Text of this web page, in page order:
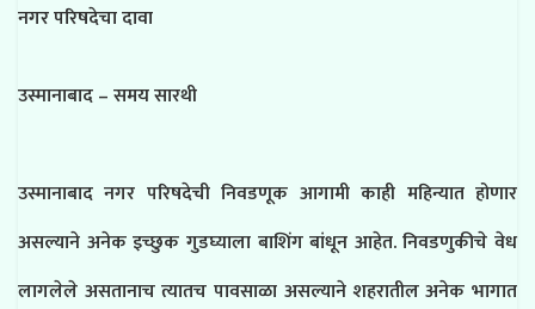
नगर परिषदेचा दावा
उस्मानाबाद – समय सारथी
उस्मानाबाद नगर परिषदेची निवडणूक आगामी काही महिन्यात होणार
असल्याने अनेक इच्छुक गुडघ्याला बाशिंग बांधून आहेत. निवडणुकीचे वेध
लागलेले असतानाच त्यातच पावसाळा असल्याने शहरातील अनेक भागात